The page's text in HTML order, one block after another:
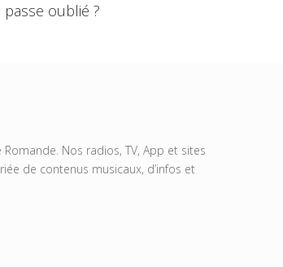
oublié ?
Nos radios, TV, App et sites
de contenus musicaux, d’infos et